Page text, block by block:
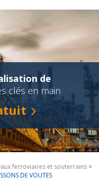
de
clés en main
ferroviaires et souterrains>
DE VOUTES